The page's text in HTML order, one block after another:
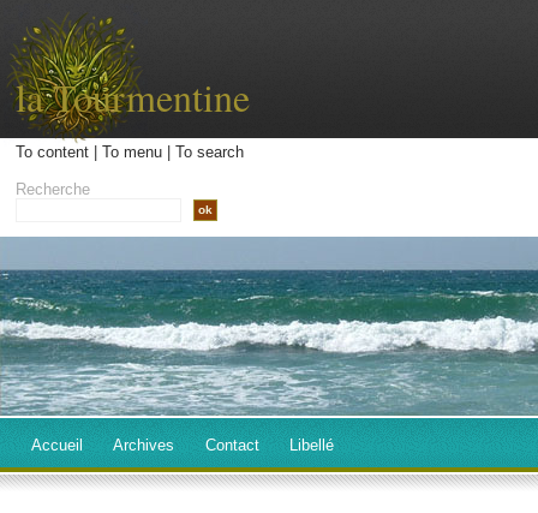
la Tourmentine
To content| To menu| To search
Recherche
Accueil Archives Contact Libellé